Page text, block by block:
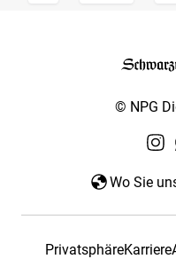
© NPG
Wo Sie
PrivatsphäreKarriere